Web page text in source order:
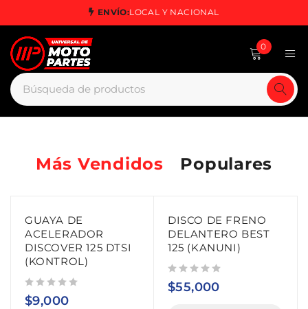
ENVÍO:LOCAL Y NACIONAL
0
Más Vendidos Populares
GUAYA DE
ACELERADOR
DISCOVER 125 DTSI
(KONTROL)
$9,000
DISCO DE FRENO
DELANTERO BEST
125 (KANUNI)
$55,000